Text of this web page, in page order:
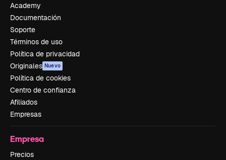
Academy
Documentación
Soporte
Términos de uso
Política de privacidad
Originales Nuevo
Política de cookies
Centro de confianza
Afiliados
Empresas
Empresa
Precios